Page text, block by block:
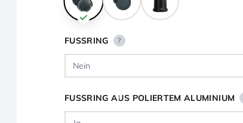
FUSSRING ?
FUSSRING AUS POLIERTEM ALUMINIUM